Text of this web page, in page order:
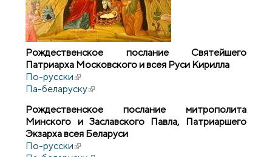
Рождественское послание Святейшего
Патриарха Московского и всея Руси Кирилла
По-русски(внешняя ссылка)
Па-беларуску(внешняя ссылка)
Рождественское послание митрополита
Минского и Заславского Павла, Патриаршего
Экзарха всея Беларуси
По-русски(внешняя ссылка)